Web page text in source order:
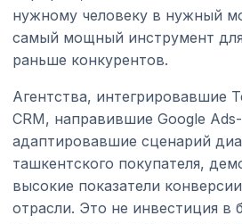
нужному человеку в нужный
самый мощный инструмент
раньше конкурентов.
Агентства, интегрировавшие
CRM, направившие Google
адаптировавшие сценарий
ташкентского покупателя,
высокие показатели
отрасли. Это не инвестиция в